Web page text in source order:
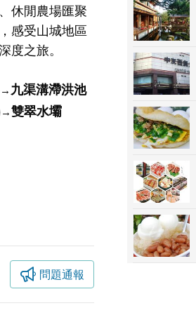
休閒農場匯聚
感受山城地區
之旅。
→ 九渠溝滯洪池
→雙翠水壩
問題通報